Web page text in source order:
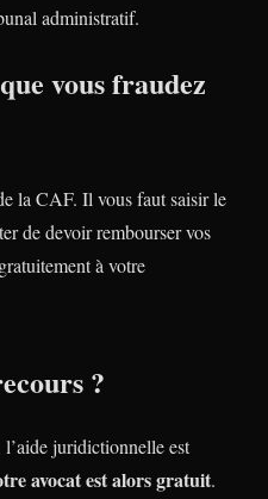
administratif.
vous fraudez
la CAF. Il vous faut saisir le
de devoir rembourser vos
à votre
?
juridictionnelle est
avocat est alors gratuit.